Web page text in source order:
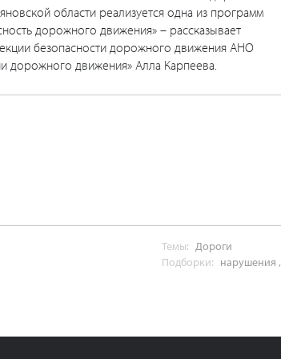
области реализуется одна из программ
дорожного движения» – рассказывает
безопасности дорожного движения АНО
дорожного движения» Алла Карпеева.
Темы: Дороги
Подборки: нарушения ,